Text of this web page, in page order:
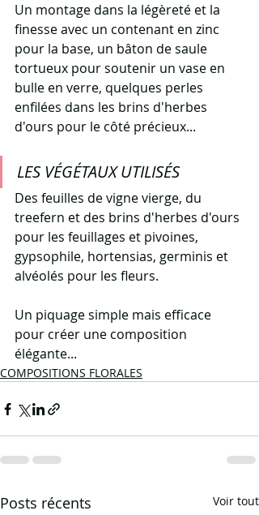
Un montage dans la légèreté et la
finesse avec un contenant en zinc
pour la base, un bâton de saule
tortueux pour soutenir un vase en
bulle en verre, quelques perles
enfilées dans les brins d'herbes
d'ours pour le côté précieux...
LES VÉGÉTAUX UTILISÉS
Des feuilles de vigne vierge, du
treefern et des brins d'herbes d'ours
pour les feuillages et pivoines,
gypsophile, hortensias, germinis et
alvéolés pour les fleurs.
Un piquage simple mais efficace
pour créer une composition
élégante...
COMPOSITIONS FLORALES
Posts récents Voir tout